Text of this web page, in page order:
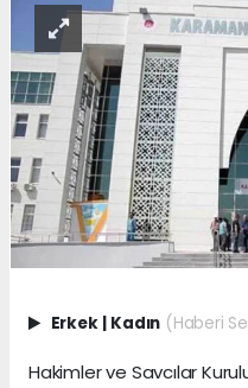
Erkek | Kadın (Haberi
Hakimler ve Savcılar